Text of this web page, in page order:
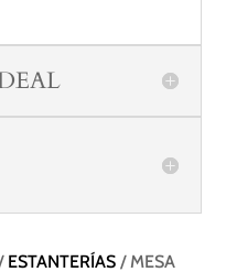
ESTANTERÍAS / MESA